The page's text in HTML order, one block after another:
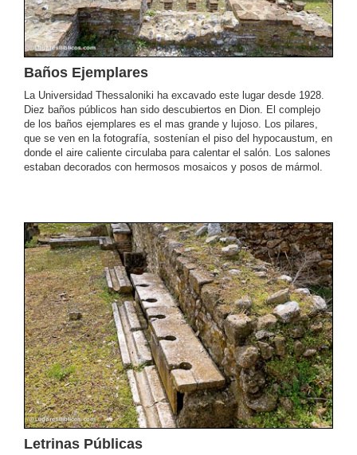
Baños Ejemplares
La Universidad Thessaloniki ha excavado este lugar desde 1928.
Diez baños públicos han sido descubiertos en Dion. El complejo
de los baños ejemplares es el mas grande y lujoso. Los pilares,
que se ven en la fotografía, sostenían el piso del hypocaustum, en
donde el aire caliente circulaba para calentar el salón. Los salones
estaban decorados con hermosos mosaicos y posos de mármol.
Letrinas Públicas